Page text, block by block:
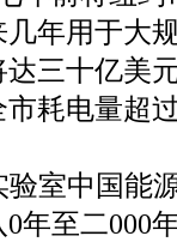
年用于大
三十亿美
耗电量超
室中国能
年至二000